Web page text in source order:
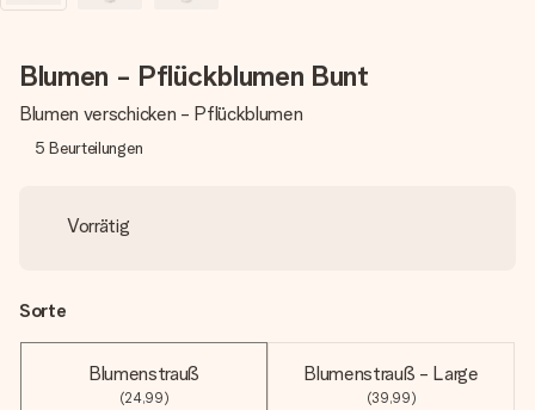
Blumen - Pflückblumen Bunt
Blumen verschicken - Pflückblumen
5 Beurteilungen
Vorrätig
Sorte
Blumenstrauß
(24,99)
Blumenstrauß - Large
(39,99)